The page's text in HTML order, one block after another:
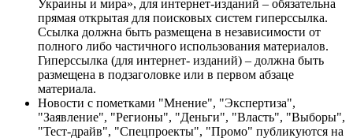
Украины и мира», для интернет-изданий – обязательна
прямая открытая для поисковых систем гиперссылка.
Ссылка должна быть размещена в независимости от
полного либо частичного использования материалов.
Гиперссылка (для интернет- изданий) – должна быть
размещена в подзаголовке или в первом абзаце
материала.
Новости с пометками "Мнение", "Экспертиза",
"Заявление", "Регионы", "Деньги", "Власть", "Выборы",
"Тест-драйв", "Спецпроекты", "Промо" публикуются на